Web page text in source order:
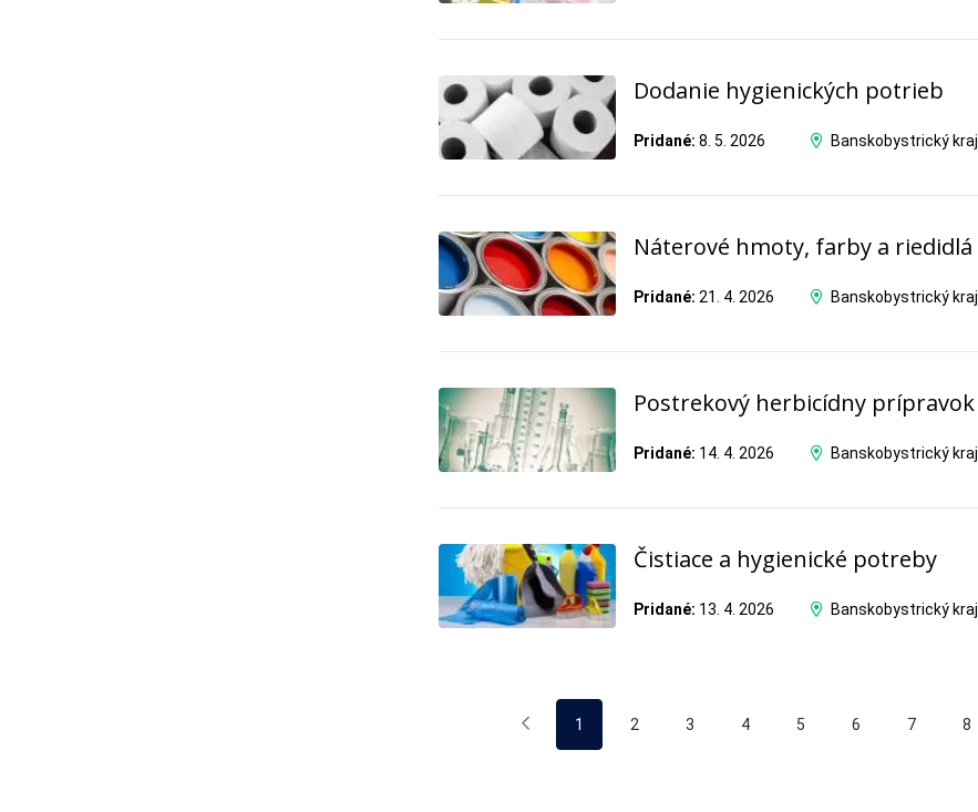
Dodanie hygienických potrieb
Pridané: 8. 5. 2026 Banskobystrický kraj
Náterové hmoty, farby a riedidlá
Pridané: 21. 4. 2026 Banskobystrický kraj
Postrekový herbicídny prípravok
Pridané: 14. 4. 2026 Banskobystrický kraj
Čistiace a hygienické potreby
Pridané: 13. 4. 2026 Banskobystrický kraj
1 2 3 4 5 6 7 8